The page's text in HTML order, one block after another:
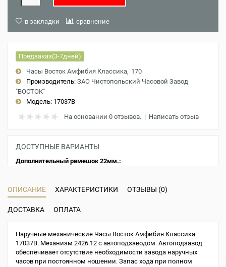
в закладки сравнение
Предзаказ(3-7дней)
Часы Восток Амфибия Классика 170
Производитель: ЗАО Чистопольский Часовой Завод
"ВОСТОК"
Модель: 17037B
На основании 0 отзывов. | Написать отзыв
ДОСТУПНЫЕ ВАРИАНТЫ
Дополнительный ремешок 22мм.:
ОПИСАНИЕ ХАРАКТЕРИСТИКИ ОТЗЫВЫ (0)
ДОСТАВКА ОПЛАТА
Наручные механические Часы Восток Амфибия Классика
17037B. Механизм 2426.12 с автоподзаводом. Автоподзавод
обеспечивает отсутствие необходимости завода наручных
часов при постоянном ношении. Запас хода при полном